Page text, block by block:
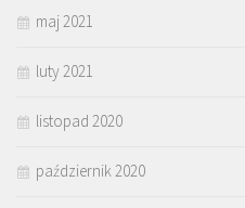
maj 2021
luty 2021
listopad 2020
październik 2020